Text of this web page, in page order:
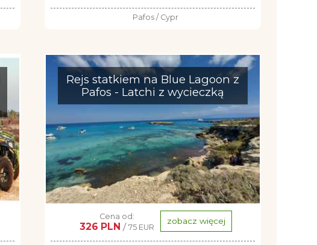
Pafos / Cypr
Rejs statkiem na Blue Lagoon z
Pafos - Latchi z wycieczką
Cena od:
326 PLN / 75 EUR
zobacz więcej